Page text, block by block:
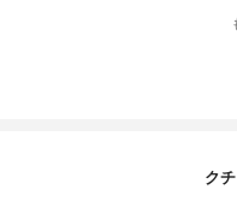
G
チ
ク